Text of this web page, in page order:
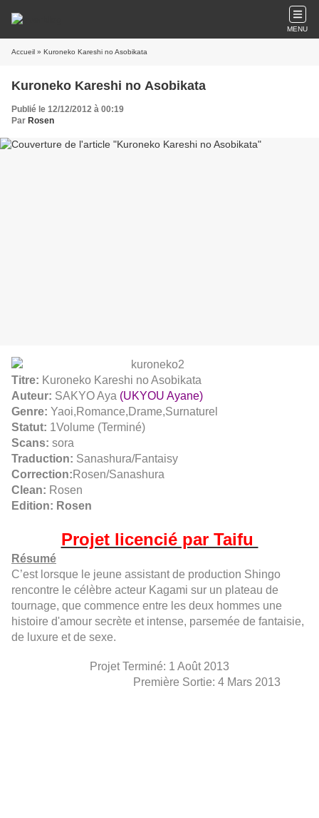
MENU
Accueil » Kuroneko Kareshi no Asobikata
Kuroneko Kareshi no Asobikata
Publié le 12/12/2012 à 00:19
Par Rosen
Titre: Kuroneko Kareshi no Asobikata
Auteur: SAKYO Aya (UKYOU Ayane)
Genre: Yaoi,Romance,Drame,Surnaturel
Statut: 1Volume (Terminé)
Scans: sora
Traduction: Sanashura/Fantaisy
Correction: Rosen/Sanashura
Clean: Rosen
Edition: Rosen
Projet licencié par Taifu
Résumé
C’est lorsque le jeune assistant de production Shingo
rencontre le célèbre acteur Kagami sur un plateau de
tournage, que commence entre les deux hommes une
histoire d'amour secrète et intense, parsemée de fantaisie,
de luxure et de sexe.
Projet Terminé: 1 Août 2013
Première Sortie: 4 Mars 2013